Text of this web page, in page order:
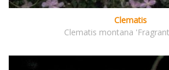
Clematis
Clematis montana